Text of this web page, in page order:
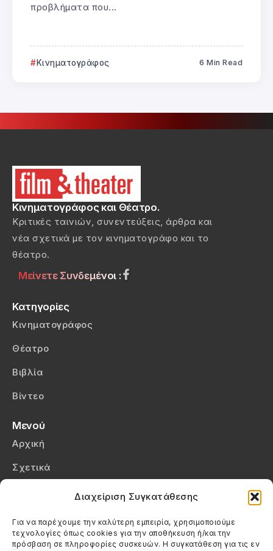
Διαχείριση Συγκατάθεσης
Για να παρέχουμε την καλύτερη εμπειρία, χρησιμοποιούμε
τεχνολογίες όπως cookies για την αποθήκευση ή/και την
πρόσβαση σε πληροφορίες συσκευών. Η συγκατάθεση για τις εν
προβλήματα που...
Κινηματογράφος 6 Min Read
Κινηματογράφος και Θέατρο.
Κριτικές ταινιών, συνεντεύξεις, άρθρα και
νέα σχετικά με τον κινηματογράφο και το
θέατρο.
Μείνετε Συνδεμένοι :
Κατηγορίες
Κινηματογράφος
Θέατρο
Βιβλία
Βίντεο
Μενού
Αρχική
Σχετικά
Πολιτική Cookies (ΕΕ)